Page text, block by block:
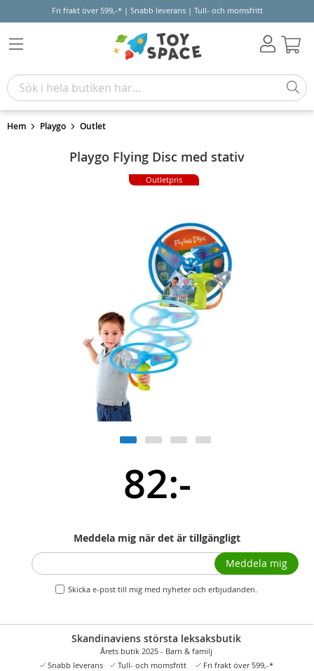
Fri frakt över 599,-* | Snabb leverans | Tull- och momsfritt
Hem Playgo Outlet
Playgo Flying Disc med stativ
Outletpris
82:-
Meddela mig när det är tillgängligt
Skicka e-post till mig med nyheter och erbjudanden.
Meddela mig
Skandinaviens största leksaksbutik
Årets butik 2025 - Barn & familj
Snabb leverans
Tull- och momsfritt Fri frakt över 599,-*